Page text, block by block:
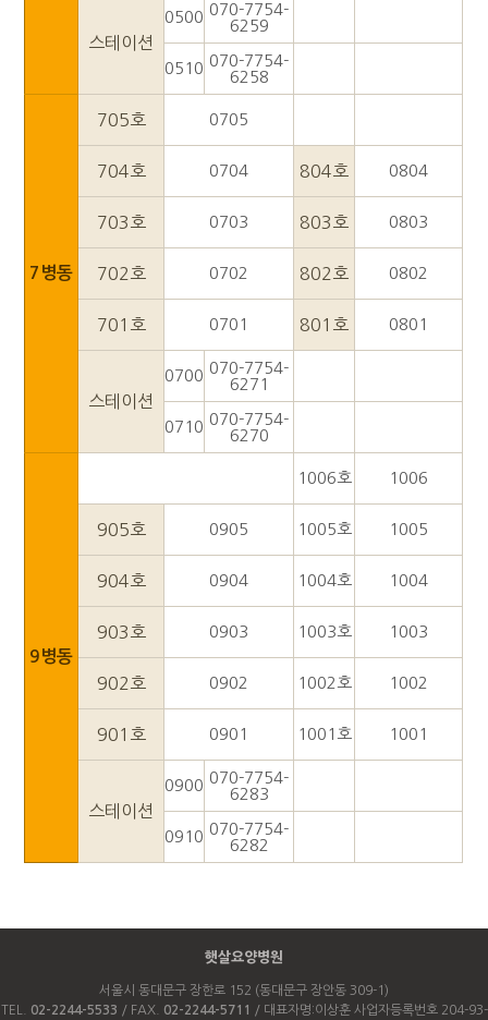
스테이션
0500 070-7754-
6259
0510 070-7754-
6258
7병동
705호 0705
704호 0704 804호 0804
703호 0703 803호 0803
702호 0702 802호 0802
701호 0701 801호 0801
스테이션
0700 070-7754-
6271
0710 070-7754-
6270
9병동
1006호 1006
905호 0905 1005호 1005
904호 0904 1004호 1004
903호 0903 1003호 1003
902호 0902 1002호 1002
901호 0901 1001호 1001
스테이션
0900 070-7754-
6283
0910 070-7754-
6282
햇살요양병원
서울시 동대문구 장한로 152 (동대문구 장안동 309-1)
TEL.
02-2244-5533 / FAX. 02-2244-5711 / 대표자명:이상훈 사업자등록번호 204-93-